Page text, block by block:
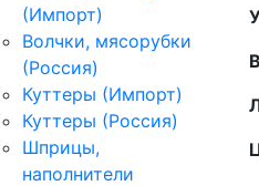
(Импорт)
Волчки, мясорубки
(Россия)
Куттеры (Импорт)
Куттеры (Россия)
Шприцы,
наполнители